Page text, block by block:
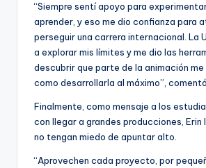
“Siempre sentí apoyo para
aprender, y eso me dio confianza para
perseguir una carrera internacional. La
a explorar mis límites y me dio las
descubrir que parte de la animación
como desarrollarla al máximo”, comentó.
Finalmente, como mensaje a los
con llegar a grandes producciones, Erin
no tengan miedo de apuntar alto.
“Aprovechen cada proyecto, por